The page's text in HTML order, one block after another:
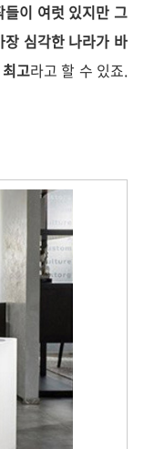
이 여럿 있지만 그
심각한 나라가 바
고라고 할 수 있죠.